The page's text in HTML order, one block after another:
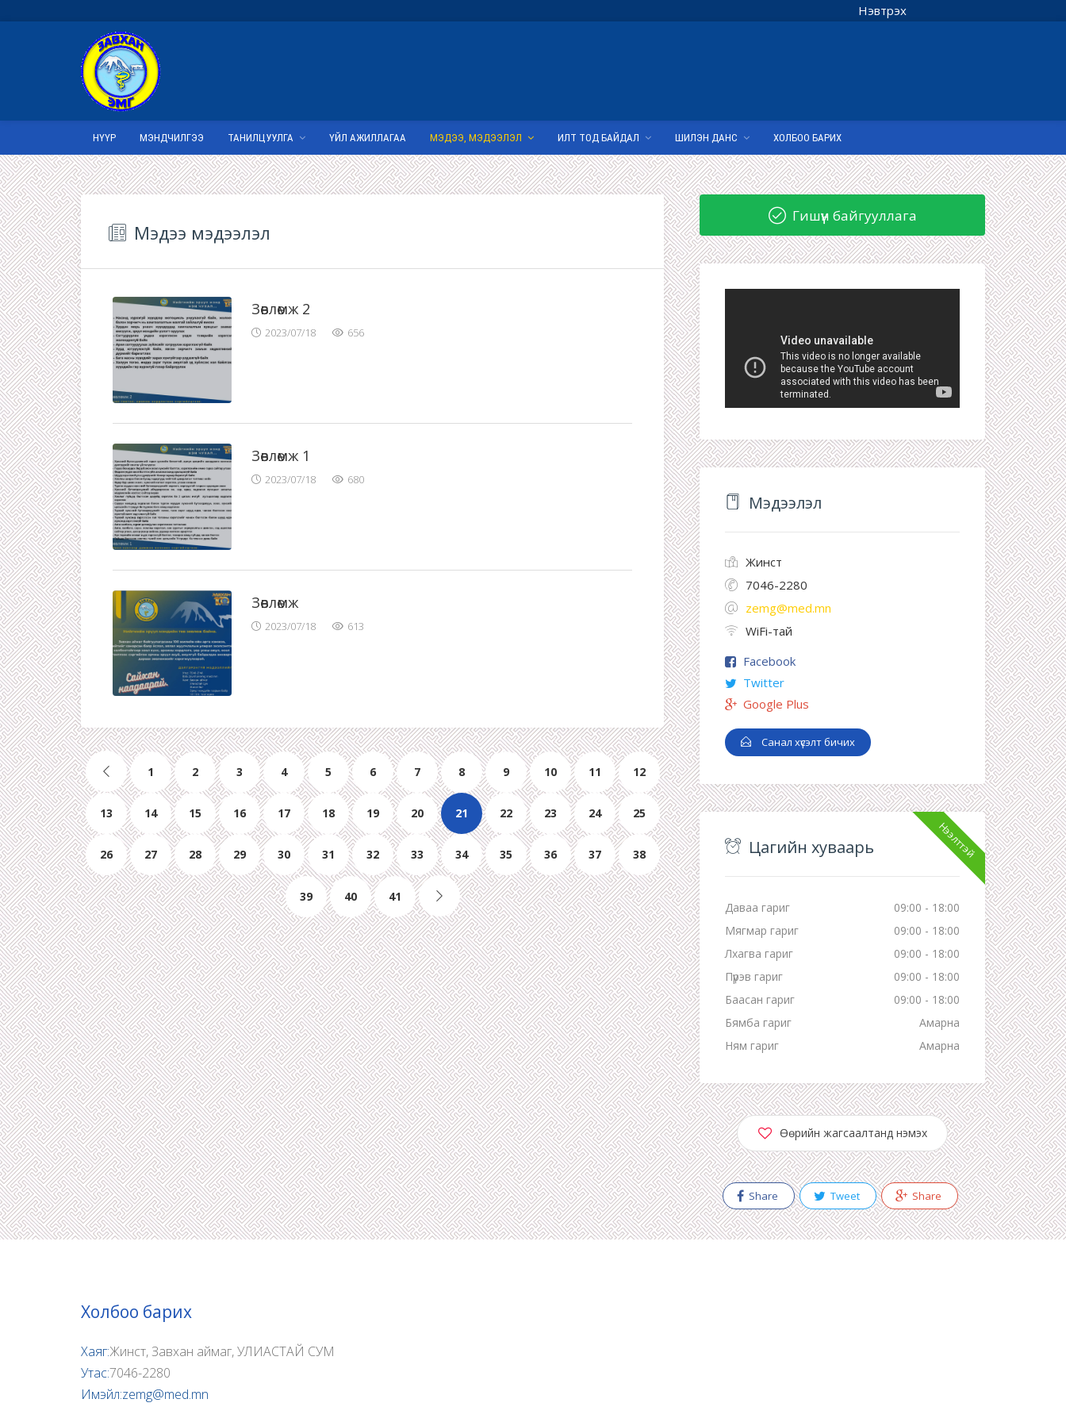
Нэвтрэх
НҮҮР МЭНДЧИЛГЭЭ ТАНИЛЦУУЛГА ҮЙЛ АЖИЛЛАГАА МЭДЭЭ, МЭДЭЭЛЭЛ ИЛТ ТОД БАЙДАЛ ШИЛЭН ДАНС ХОЛБОО БАРИХ
Мэдээ мэдээлэл
Зөвлөмж 2
2023/07/18 656
Зөвлөмж 1
2023/07/18 680
Зөвлөмж
2023/07/18 613
1 2 3 4 5 6 7 8 9 10 11 12
13 14 15 16 17 18 19 20 21 22 23 24 25
26 27 28 29 30 31 32 33 34 35 36 37 38
39 40 41
Гишүүн байгууллага
Мэдээлэл
Жинст
7046-2280
zemg@med.mn
WiFi-тай
Facebook
Twitter
Google Plus
Санал хүсэлт бичих
Нээлттэй
Цагийн хуваарь
Даваа гариг
09:00 - 18:00
Мягмар гариг
09:00 - 18:00
Лхагва гариг
09:00 - 18:00
Пүрэв гариг
09:00 - 18:00
Баасан гариг
09:00 - 18:00
Бямба гариг
Амарна
Ням гариг
Амарна
Өөрийн жагсаалтанд нэмэх
Share Tweet Share
Холбоо барих
Хаяг:Жинст, Завхан аймаг, УЛИАСТАЙ СУМ
Утас:7046-2280
Имэйл:zemg@med.mn